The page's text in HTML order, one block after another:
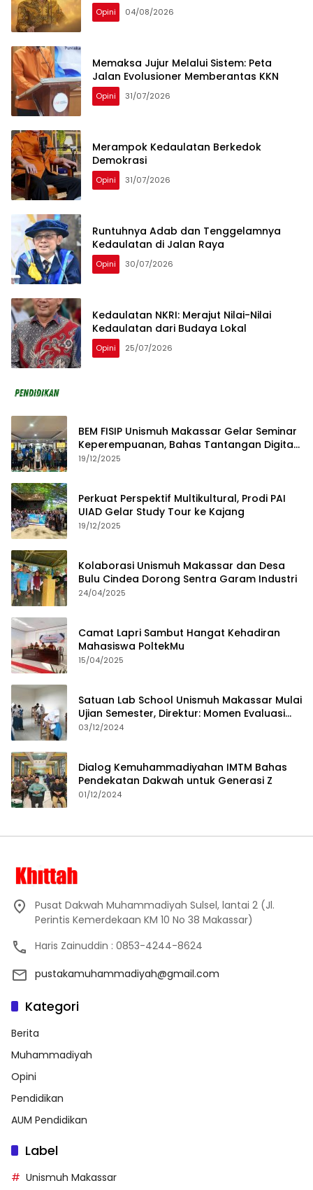
Opini 04/08/2026
Memaksa Jujur Melalui Sistem: Peta
Jalan Evolusioner Memberantas KKN
Opini 31/07/2026
Merampok Kedaulatan Berkedok
Demokrasi
Opini 31/07/2026
Runtuhnya Adab dan Tenggelamnya
Kedaulatan di Jalan Raya
Opini 30/07/2026
Kedaulatan NKRI: Merajut Nilai-Nilai
Kedaulatan dari Budaya Lokal
Opini 25/07/2026
BEM FISIP Unismuh Makassar Gelar Seminar
Keperempuanan, Bahas Tantangan Digital
dan Budaya Lokal
19/12/2025
Perkuat Perspektif Multikultural, Prodi PAI
UIAD Gelar Study Tour ke Kajang
19/12/2025
Kolaborasi Unismuh Makassar dan Desa
Bulu Cindea Dorong Sentra Garam Industri
24/04/2025
Camat Lapri Sambut Hangat Kehadiran
Mahasiswa PoltekMu
15/04/2025
Satuan Lab School Unismuh Makassar Mulai
Ujian Semester, Direktur: Momen Evaluasi
Proses Pembelajaran
03/12/2024
Dialog Kemuhammadiyahan IMTM Bahas
Pendekatan Dakwah untuk Generasi Z
01/12/2024
Pusat Dakwah Muhammadiyah Sulsel, lantai 2 (Jl.
Perintis Kemerdekaan KM 10 No 38 Makassar)
Haris Zainuddin : 0853-4244-8624
pustakamuhammadiyah@gmail.com
Kategori
Berita
Muhammadiyah
Opini
Pendidikan
AUM Pendidikan
Label
Unismuh Makassar